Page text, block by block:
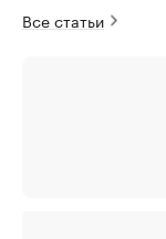
Все статьи